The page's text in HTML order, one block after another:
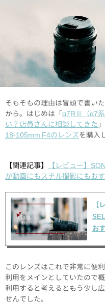
そもそもの理由は冒頭で書い
から。はじめは「α7RⅡ（α7系
い？店員さんに相談してきた
18-105mm F4のレンズを購入
【関連記事】
【レビュー】
が動画にもスチル撮影にもおす
【
お
このレンズはこれで非常に便
利用をメインとしていたので
利用すると考えるともう少し
せんでした。